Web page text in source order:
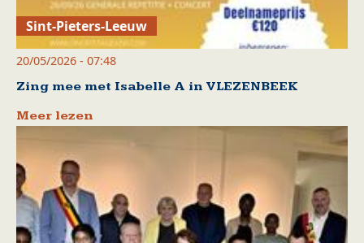
Sint-Pieters-Leeuw
20/05/2026 - 07:48
Zing mee met Isabelle A in VLEZENBEEK
Meer lezen